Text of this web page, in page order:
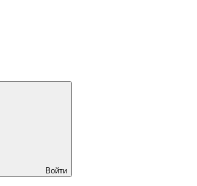
Войти